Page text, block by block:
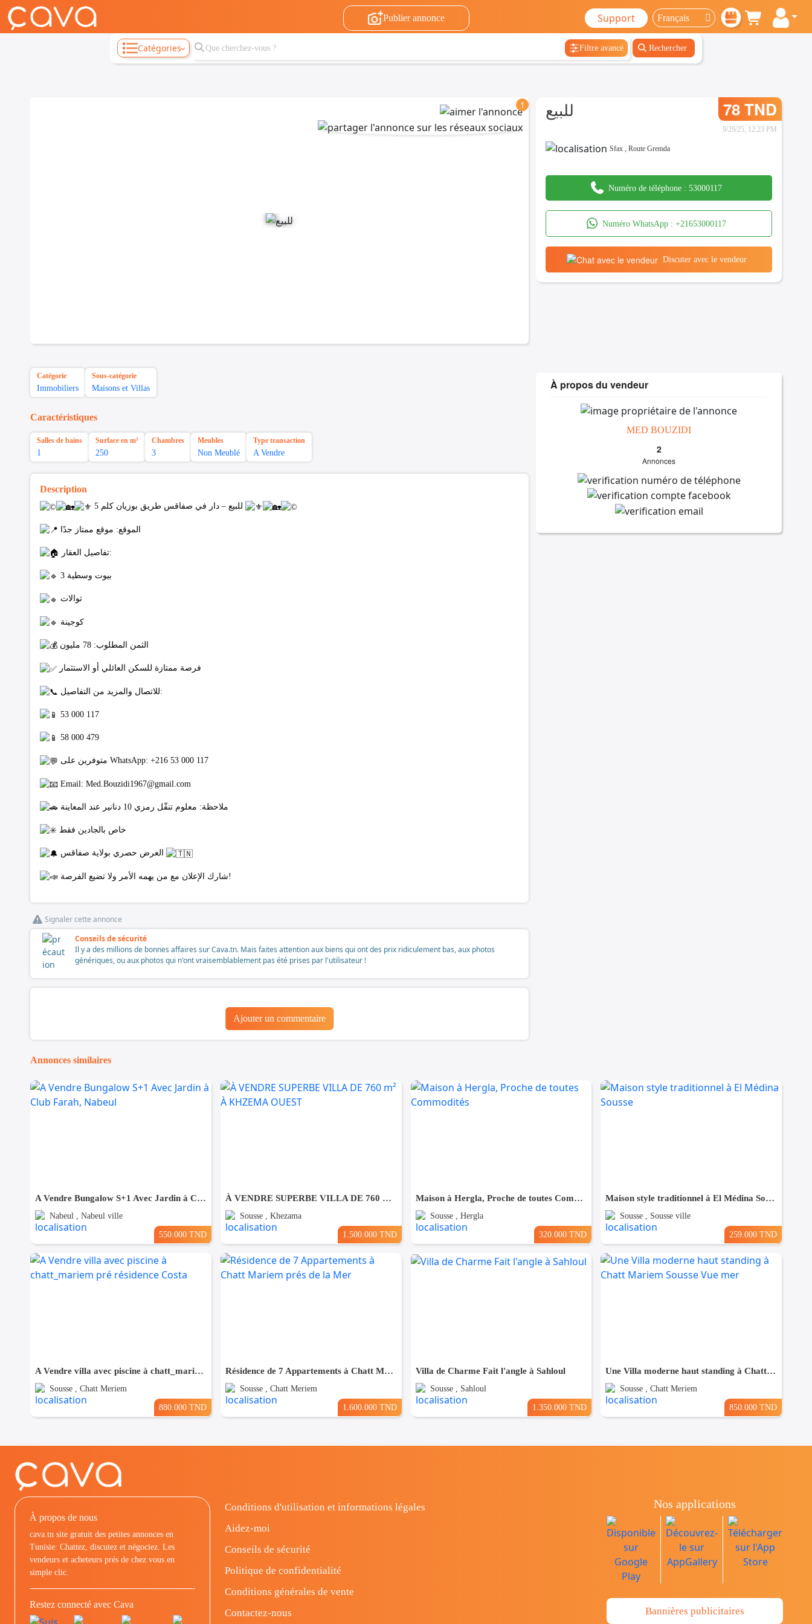
Publier annonce Support
Catégories Filtre avancé Rechercher
1 للبيع 78 TND
9/29/25, 12:23 PM
Sfax ,Route Gremda
Numéro de téléphone :53000117
Numéro WhatsApp :+21653000117
Discuter avec le vendeur
Catégorie
Immobiliers
Sous-catégorie
Maisons et Villas
Caractéristiques
Salles de bains
1
Surface en m²
250
Chambres
3
Meubles
Non Meublé
Type transaction
A Vendre
Description
الموقع: موقع ممتاز جدًا
تفاصيل العقار:
3 بيوت وسطية
توالات
كوجينة
الثمن المطلوب: 78 مليون
فرصة ممتازة للسكن العائلي أو الاستثمار
للاتصال والمزيد من التفاصيل:
53 000 117
58 000 479
متوفرين على WhatsApp: +216 53 000 117
Email: Med.Bouzidi1967@gmail.com
ملاحظة: معلوم تنقّل رمزي 10 دنانير عند المعاينة
خاص بالجادين فقط
شارك الإعلان مع من يهمه الأمر ولا تضيع الفرصة!
Signaler cette annonce
Conseils de sécurité
Il y a des millions de bonnes affaires sur Cava.tn. Mais faites attention aux biens qui ont des prix ridiculement bas, aux photos
génériques, ou aux photos qui n'ont vraisemblablement pas été prises par l'utilisateur !
Ajouter un commentaire
À propos du vendeur
MED BOUZIDI
2
Annonces
Annonces similaires
A Vendre Bungalow S+1 Avec Jardin à Club Farah, Nabeul
Nabeul , Nabeul ville
550.000 TND
À VENDRE SUPERBE VILLA DE 760 m² À KHZEMA OUEST
Sousse , Khezama
1.500.000 TND
Maison à Hergla, Proche de toutes Commodités
Sousse , Hergla
320.000 TND
Maison style traditionnel à El Médina Sousse
Sousse , Sousse ville
259.000 TND
A Vendre villa avec piscine à chatt_mariem pré résidence Costa
Sousse , Chatt Meriem
880.000 TND
Résidence de 7 Appartements à Chatt Mariem prés de la Mer
Sousse , Chatt Meriem
1.600.000 TND
Villa de Charme Fait l'angle à Sahloul
Sousse , Sahloul
1.350.000 TND
Une Villa moderne haut standing à Chatt Mariem Sousse Vue mer
Sousse , Chatt Meriem
850.000 TND
À propos de nous
cava.tn site gratuit des petites annonces en
Tunisie: Chattez, discutez et négociez. Les
vendeurs et acheteurs prés de chez vous en
simple clic.
Restez connecté avec Cava
Conditions d'utilisation et informations légales
Aidez-moi
Conseils de sécurité
Politique de confidentialité
Conditions générales de vente
Contactez-nous
Nos applications
Bannières publicitaires